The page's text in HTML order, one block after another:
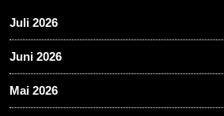
Juli 2026
Juni 2026
Mai 2026